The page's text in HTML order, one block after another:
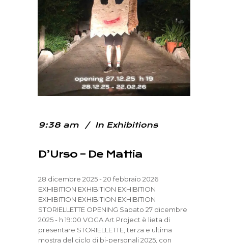
9:38 am In Exhibitions
D’Urso – De Mattia
28 dicembre 2025 - 20 febbraio 2026
EXHIBITION EXHIBITION EXHIBITION
EXHIBITION EXHIBITION EXHIBITION
STORIELLETTE OPENING Sabato 27 dicembre
2025 - h 19:00 VOGA Art Project è lieta di
presentare STORIELLETTE, terza e ultima
mostra del ciclo di bi-personali 2025, con